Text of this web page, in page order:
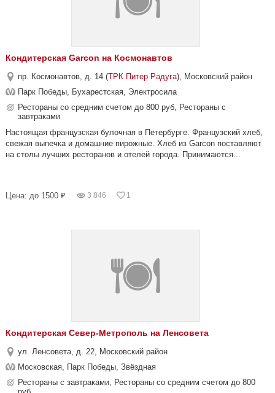
Кондитерская Garcon на Космонавтов
пр. Космонавтов, д. 14 (ТРК Питер Радуга), Московский район
Парк Победы, Бухарестская, Электросила
Рестораны со средним счетом до 800 руб, Рестораны с
завтраками
Настоящая французская булочная в Петербурге. Французский хлеб,
свежая выпечка и домашние пирожные. Хлеб из Garcon поставляют
на столы лучших ресторанов и отелей города. Принимаются...
Цена: до 1500 ₽ 3 846 1
Кондитерская Север-Метрополь на Ленсовета
ул. Ленсовета, д. 22, Московский район
Московская, Парк Победы, Звёздная
Рестораны с завтраками, Рестораны со средним счетом до 800